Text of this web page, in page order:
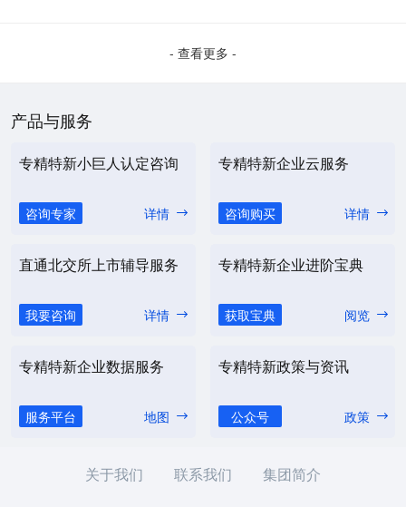
- 查看更多 -
产品与服务
专精特新小巨人认定咨询
咨询专家 详情
专精特新企业云服务
咨询购买 详情
直通北交所上市辅导服务
我要咨询 详情
专精特新企业进阶宝典
获取宝典 阅览
专精特新企业数据服务
服务平台 地图
专精特新政策与资讯
公众号 政策
关于我们 联系我们 集团简介